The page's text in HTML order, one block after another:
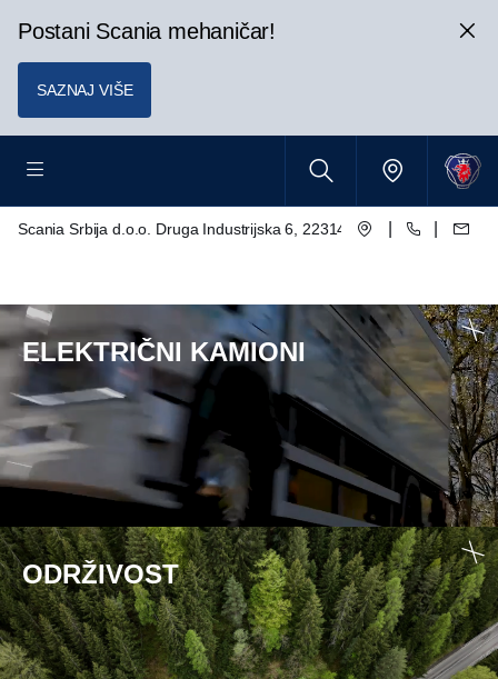
Postani Scania mehaničar!
SAZNAJ VIŠE
Scania Srbija d.o.o. Druga Industrijska 6, 22314 Krnješevci
ELEKTRIČNI KAMIONI
ODRŽIVOST